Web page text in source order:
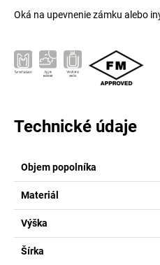
Oká na upevnenie zámku alebo
Technické údaje
Objem popolníka
Materiál
Výška
Šírka